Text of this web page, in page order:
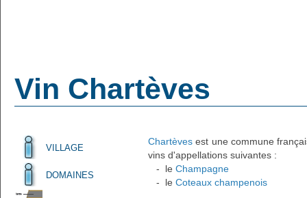
Vin Chartèves
VILLAGE
DOMAINES
Chartèves est une commune
vins d'appellations suivantes :
- le Champagne
- le Coteaux champenois